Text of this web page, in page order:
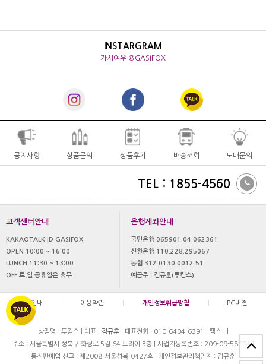
INSTARGRAM
가시여우 @GASIFOX
공지사항 상품문의 상품후기 배송조회 도매문의
TEL : 1855-4560
고객센터안내
KAKAOTALK ID GASIFOX
OPEN 10:00 ~ 16:00
LUNCH 11:30 ~ 13:00
OFF 토,일 공휴일은 휴무
은행계좌안내
국민은행 065901.04.062361
신한은행 110.228.295067
농협 312.0130.0012.51
예금주 : 김규훈(투킴스)
이용안내 이용약관 개인정보취급방침 PC버젼
상점명 : 투킴스 대표 : 김규훈 대표전화 : 010-6404-6391 팩스 :
주소 : 서울특별시 성북구 화랑로 5길 64 트라이 3층
사업자등록번호 : 209-09-58704 |
통신판매업 신고 : 제2008-서울성북-0427호
개인정보관리책임자 : 김규훈